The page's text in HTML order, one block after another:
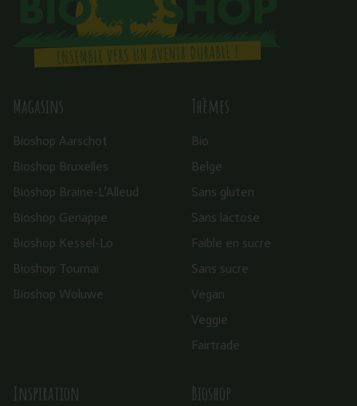
Magasins
Bioshop Aarschot
Bioshop Bruxelles
Bioshop Braine-L’Alleud
Bioshop Genappe
Bioshop Kessel-Lo
Bioshop Tournai
Bioshop Woluwe
Thèmes
Bio
Belge
Sans gluten
Sans lactose
Faible en sucre
Sans sucre
Vegan
Veggie
Fairtrade
Inspiration Bioshop